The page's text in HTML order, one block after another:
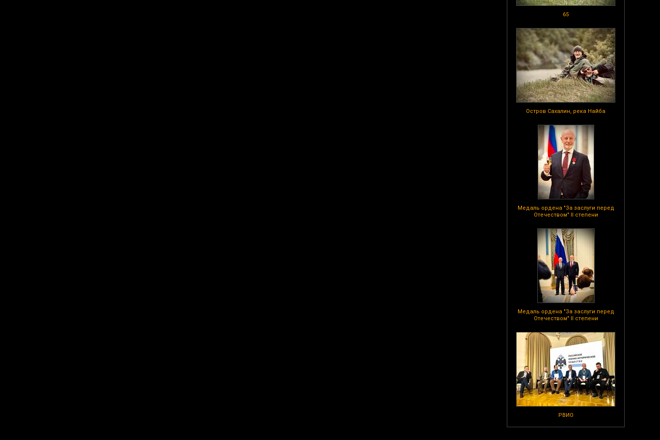
65
Остров Сахалин, река Найба
Медаль ордена "За заслуги перед
Отечеством" II степени
Медаль ордена "За заслуги перед
Отечеством" II степени
РВИО